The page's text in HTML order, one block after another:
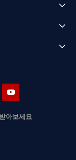
아보세요